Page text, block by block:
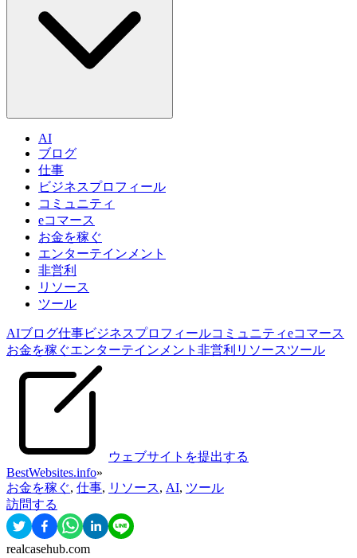
AI
ブログ
仕事
ビジネスプロフィール
コミュニティ
eコマース
お金を稼ぐ
エンターテインメント
非営利
リソース
ツール
AIブログ仕事ビジネスプロフィールコミュニティeコマース
お金を稼ぐエンターテインメント 非営利 リソースツール
ウェブサイトを提出する
BestWebsites.info»
お金を稼ぐ, 仕事, リソース, AI, ツール
訪問する
realcasehub.com